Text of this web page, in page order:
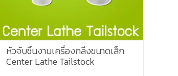
หัวจับชิ้นงานเครื่องกลึงขนาดเล็ก
Center Lathe Tailstock